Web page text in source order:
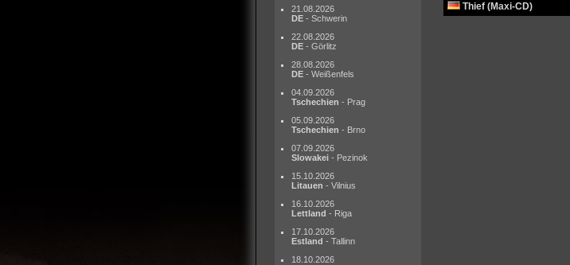
21.08.2026
DE - Schwerin
22.08.2026
DE - Görlitz
28.08.2026
DE - Weißenfels
04.09.2026
Tschechien - Prag
05.09.2026
Tschechien - Brno
07.09.2026
Slowakei - Pezinok
15.10.2026
Litauen - Vilnius
16.10.2026
Lettland - Riga
17.10.2026
Estland - Tallinn
18.10.2026
Thief (Maxi-CD)